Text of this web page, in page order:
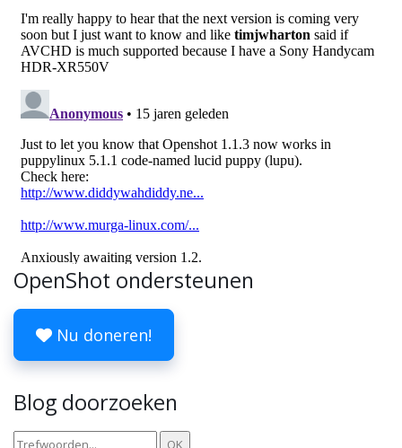
OpenShot ondersteunen
Nu doneren!
Blog doorzoeken